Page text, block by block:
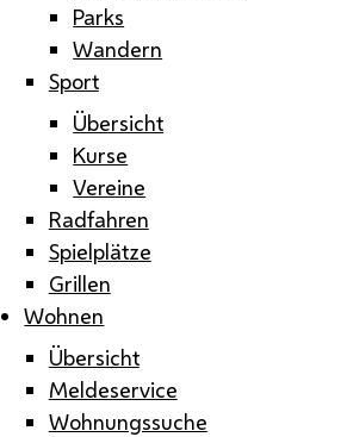
Parks
Wandern
Sport
Übersicht
Kurse
Vereine
Radfahren
Spielplätze
Grillen
Wohnen
Übersicht
Meldeservice
Wohnungssuche